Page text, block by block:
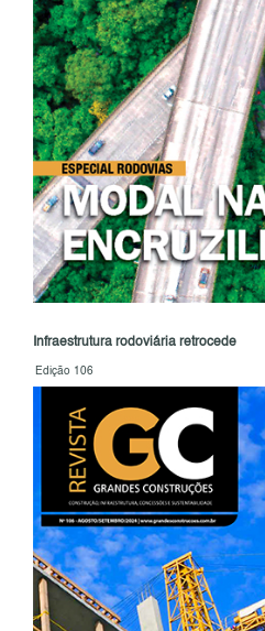
Infraestrutura rodoviária retrocede
Edição 106